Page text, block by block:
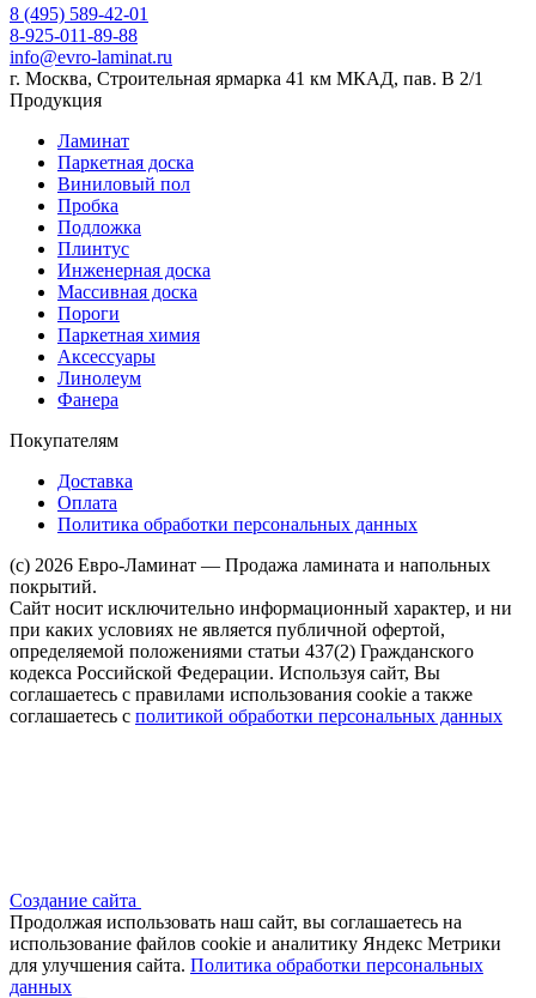
8 (495) 589-42-01
8-925-011-89-88
info@evro-laminat.ru
г. Москва, Строительная ярмарка 41 км МКАД, пав. В 2/1
Продукция
Ламинат
Паркетная доска
Виниловый пол
Пробка
Подложка
Плинтус
Инженерная доска
Массивная доска
Пороги
Паркетная химия
Аксессуары
Линолеум
Фанера
Покупателям
Доставка
Оплата
Политика обработки персональных данных
(c) 2026 Евро-Ламинат — Продажа ламината и напольных
покрытий.
Сайт носит исключительно информационный характер, и ни
при каких условиях не является публичной офертой,
определяемой положениями статьи 437(2) Гражданского
кодекса Российской Федерации. Используя сайт, Вы
соглашаетесь с правилами использования cookie а также
соглашаетесь с политикой обработки персональных данных
Создание сайта
Продолжая использовать наш сайт, вы соглашаетесь на
использование файлов сооkіе и аналитику Яндекс Метрики
для улучшения сайта. Политика обработки персональных
данных